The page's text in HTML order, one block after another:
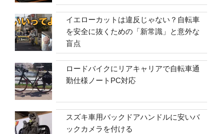
イエローカットは違反じゃない？自転車
を安全に抜くための「新常識」と意外な
盲点
ロードバイクにリアキャリアで自転車通
勤仕様ノートPC対応
スズキ車用バックドアハンドルに安いバ
ックカメラを付ける